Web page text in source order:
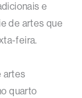
e
de artes que
feira.
artes
quarto